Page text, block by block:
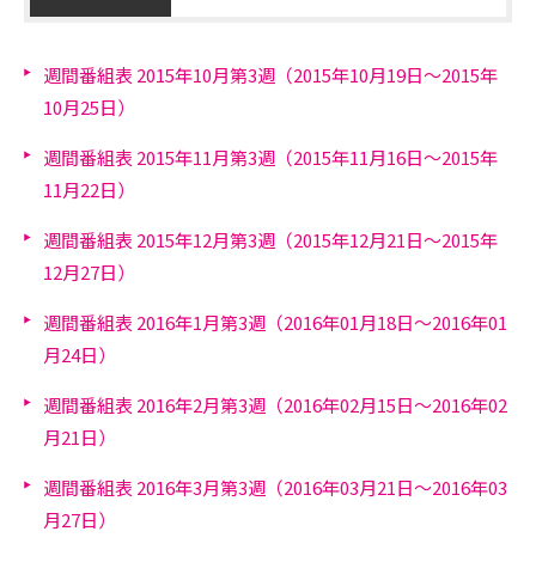
週間番組表 2015年10月第3週（2015年10月19日～2015年
10月25日）
週間番組表 2015年11月第3週（2015年11月16日～2015年
11月22日）
週間番組表 2015年12月第3週（2015年12月21日～2015年
12月27日）
週間番組表 2016年1月第3週（2016年01月18日～2016年01
月24日）
週間番組表 2016年2月第3週（2016年02月15日～2016年02
月21日）
週間番組表 2016年3月第3週（2016年03月21日～2016年03
月27日）